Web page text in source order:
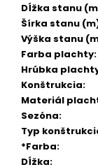
Dĺžka stanu
Šírka stanu
Výška stanu
Farba plachty:
Hrúbka
Konštrukcia:
Materiál
Sezóna:
Typ
*Farba:
Dĺžka: